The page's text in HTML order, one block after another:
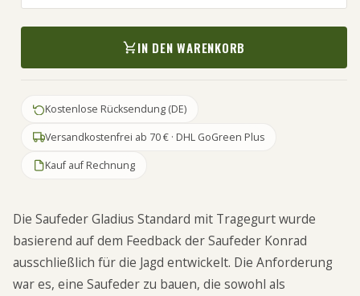
IN DEN WARENKORB
Kostenlose Rücksendung (DE)
Versandkostenfrei ab 70 € · DHL GoGreen Plus
Kauf auf Rechnung
Die Saufeder Gladius Standard mit Tragegurt wurde
basierend auf dem Feedback der Saufeder Konrad
ausschließlich für die Jagd entwickelt. Die Anforderung
war es, eine Saufeder zu bauen, die sowohl als